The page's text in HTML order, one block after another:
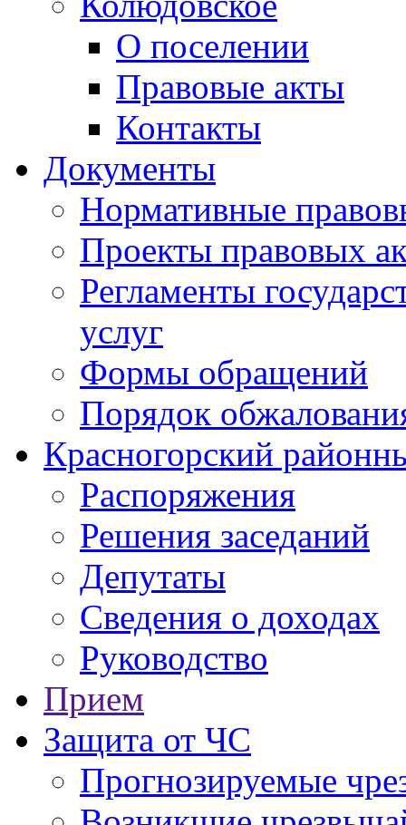
О поселении
Правовые акты
Контакты
Документы
Нормативные
Проекты правовых
Регламенты
услуг
Формы обращений
Порядок
Красногорский
Распоряжения
Решения заседаний
Депутаты
Сведения о доходах
Руководство
Прием
Защита от ЧС
Прогнозируемые